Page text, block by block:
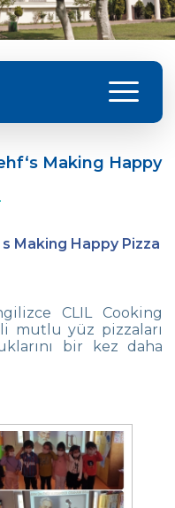
menu
Bell
Gününü
Making Happy
Making Happy Pizza
CLIL Cooking
mutlu yüz pizzaları
bir kez daha